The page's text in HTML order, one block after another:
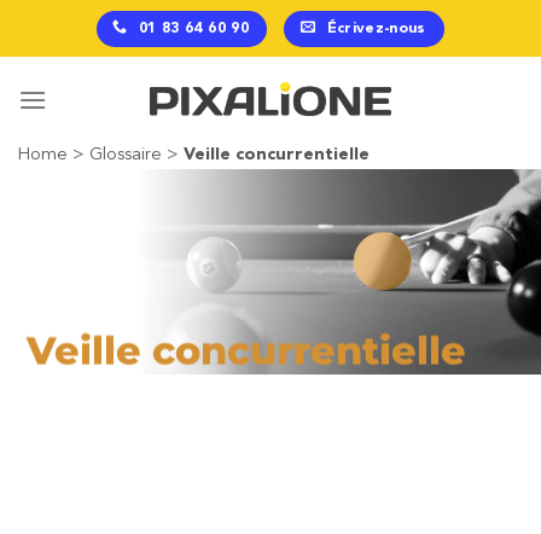
01 83 64 60 90 Écrivez-nous
Home > Glossaire > Veille concurrentielle
Veille concurrentielle